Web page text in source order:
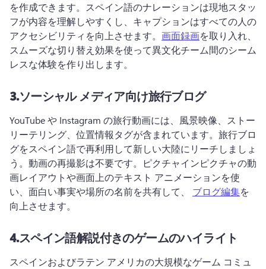
を作成できます。 スペイン語のナレーションは現地スタッ
フが内容を理解しやすくし、キャプションはすべての人の
アクセシビリティを向上させます。 画面録画を取り入れ、
スムーズな切り替え効果を使って異文化チーム間のシーム
レスな体験を作り出します。
3.ソーシャル メディア向け旅行ブログ
YouTube や Instagram の旅行動画には、風景映像、ストー
リーテリング、位置情報タグが含まれています。 旅行ブロ
グをスペイン語で再利用して新しい大陸にリーチしましょ
う。動画の再撮影は不要です。
ピクチャインピクチャの動
画レイアウトや画面上のテキスト アニメーションを使
い、面白い事実や場所の名前を共有して、 ブログ編集を
向上させます。
4.スペイン語解説付きのゲームのハイライト
スペインおよびラテン アメリカの大規模なゲーム コミュ